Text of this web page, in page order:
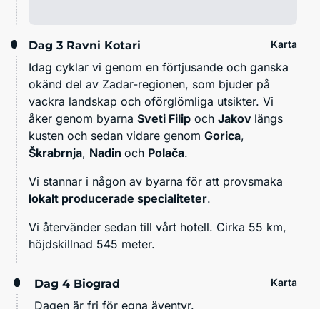
Dag 3 Ravni Kotari Karta
Idag cyklar vi genom en förtjusande och ganska
okänd del av Zadar-regionen, som bjuder på
vackra landskap och oförglömliga utsikter. Vi
åker genom byarna Sveti Filip och Jakov längs
kusten och sedan vidare genom Gorica,
Škrabrnja, Nadin och Polača.
Vi stannar i någon av byarna för att provsmaka
lokalt producerade specialiteter.
Vi återvänder sedan till vårt hotell. Cirka 55 km,
höjdskillnad 545 meter.
Dag 4 Biograd Karta
Dagen är fri för egna äventyr.